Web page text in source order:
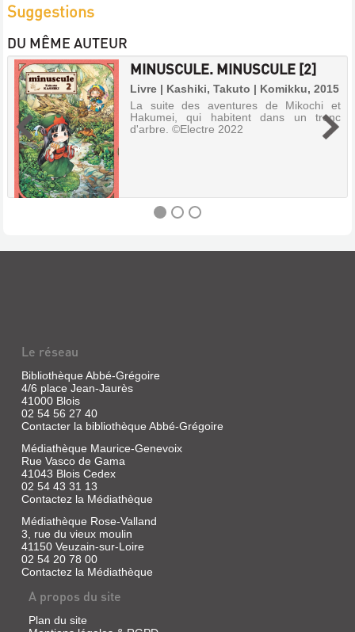
Suggestions
DU MÊME AUTEUR
MINUSCULE. MINUSCULE [2]
Livre | Kashiki, Takuto | Komikku, 2015
La suite des aventures de Mikochi et
Hakumei, qui habitent dans un tronc
d'arbre. ©Electre 2022
Kashiki,
Komikku,
2015
La
des
aventures
de
Mikochi
et
qui
habitent
dans
un
tronc
d'arbre.
©Electre
2022
Le réseau
Bibliothèque Abbé-Grégoire
4/6 place Jean-Jaurès
41000 Blois
02 54 56 27 40
Contacter la bibliothèque Abbé-Grégoire
Médiathèque Maurice-Genevoix
Rue Vasco de Gama
41043 Blois Cedex
02 54 43 31 13
Contactez la Médiathèque
Médiathèque Rose-Valland
3, rue du vieux moulin
41150 Veuzain-sur-Loire
02 54 20 78 00
Contactez la Médiathèque
A propos du site
Plan du site